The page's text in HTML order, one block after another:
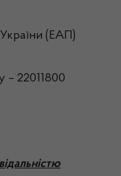
(ЕАП)
– 22011800